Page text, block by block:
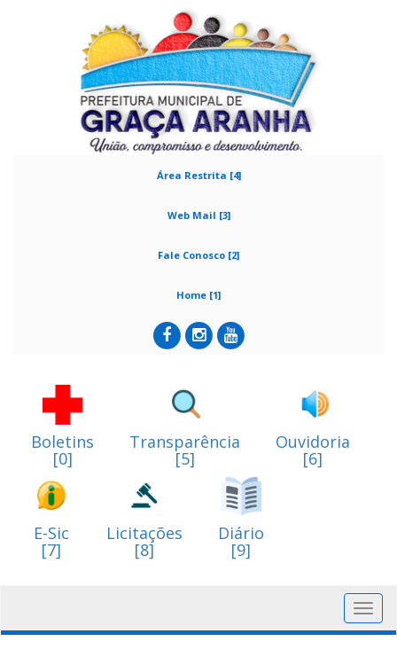
Área Restrita [4]
Web Mail [3]
Fale Conosco [2]
Home [1]
Boletins
[0]
Transparência
[5]
Ouvidoria
[6]
E-Sic
[7]
Licitações
[8]
Diário
[9]